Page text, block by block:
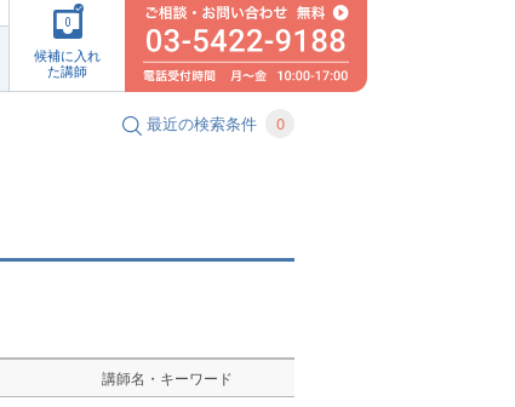
0
候補に入れ
た講師
最近の検索条件 0
講師名・キーワード